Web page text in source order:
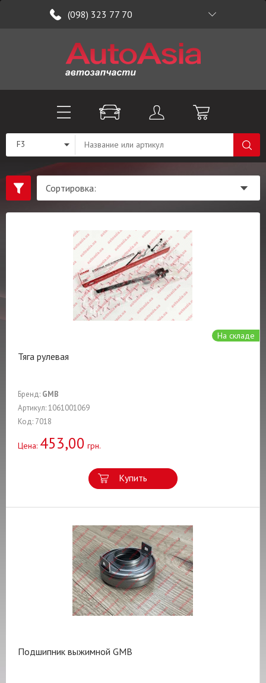
(098) 323 77 70
F3
На складе
Тяга рулевая
Бренд: GMB
Артикул: 1061001069
Код: 7018
Цена: 453,00 грн.
Купить
Подшипник выжимной GMB